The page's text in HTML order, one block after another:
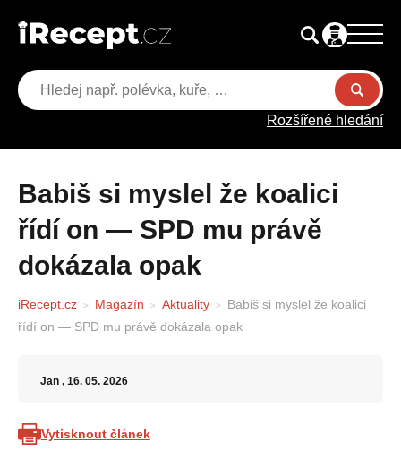
Rozšířené hledání
Babiš si myslel že koalici
řídí on — SPD mu právě
dokázala opak
iRecept.cz Magazín Aktuality
Babiš si myslel že koalici
řídí on — SPD mu právě dokázala opak
Jan , 16. 05. 2026
Vytisknout článek